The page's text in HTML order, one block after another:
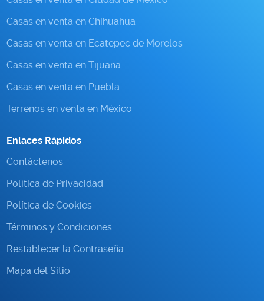
Casas en venta en Chihuahua
Casas en venta en Ecatepec de Morelos
Casas en venta en Tijuana
Casas en venta en Puebla
Terrenos en venta en México
Enlaces Rápidos
Contáctenos
Política de Privacidad
Política de Cookies
Términos y Condiciones
Restablecer la Contraseña
Mapa del Sitio